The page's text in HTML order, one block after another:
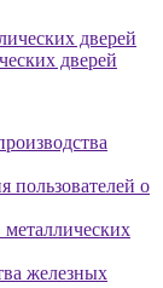
дверей
пользователей о
железных